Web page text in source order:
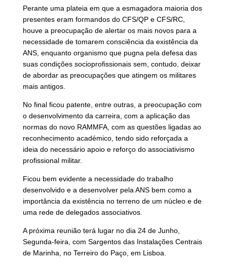
Perante uma plateia em que a esmagadora maioria dos
presentes eram formandos do CFS/QP e CFS/RC,
houve a preocupação de alertar os mais novos para a
necessidade de tomarem consciência da existência da
ANS, enquanto organismo que pugna pela defesa das
suas condições socioprofissionais sem, contudo, deixar
de abordar as preocupações que atingem os militares
mais antigos.
No final ficou patente, entre outras, a preocupação com
o desenvolvimento da carreira, com a aplicação das
normas do novo RAMMFA, com as questões ligadas ao
reconhecimento académico, tendo sido reforçada a
ideia do necessário apoio e reforço do associativismo
profissional militar.
Ficou bem evidente a necessidade do trabalho
desenvolvido e a desenvolver pela ANS bem como a
importância da existência no terreno de um núcleo e de
uma rede de delegados associativos.
A próxima reunião terá lugar no dia 24 de Junho,
Segunda-feira, com Sargentos das Instalações Centrais
de Marinha, no Terreiro do Paço, em Lisboa.